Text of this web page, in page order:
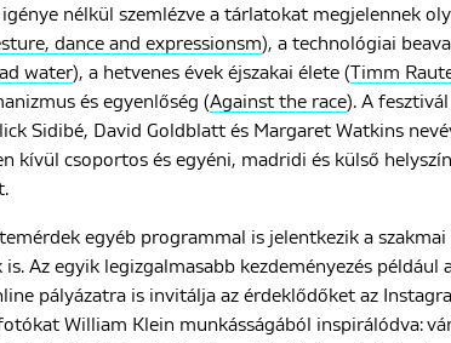
nélkül szemlézve a tárlatokat megjelennek
dance and expressionsm), a technológiai
water), a hetvenes évek éjszakai élete (Timm
és egyenlőség (Against the race). A
Sidibé, David Goldblatt és Margaret Watkins
kívül csoportos és egyéni, madridi és külső
egyéb programmal is jelentkezik a szakmai
is. Az egyik legizgalmasabb kezdeményezés például
pályázatra is invitálja az érdeklődőket az
William Klein munkásságából inspirálódva: